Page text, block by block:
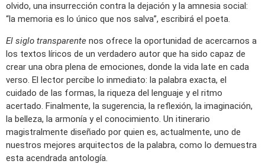
olvido, una insurrección contra la dejación y la amnesia social:
“la memoria es lo único que nos salva”, escribirá el poeta.
El siglo transparente nos ofrece la oportunidad de acercarnos a
los textos líricos de un verdadero autor que ha sido capaz de
crear una obra plena de emociones, donde la vida late en cada
verso. El lector percibe lo inmediato: la palabra exacta, el
cuidado de las formas, la riqueza del lenguaje y el ritmo
acertado. Finalmente, la sugerencia, la reflexión, la imaginación,
la belleza, la armonía y el conocimiento. Un itinerario
magistralmente diseñado por quien es, actualmente, uno de
nuestros mejores arquitectos de la palabra, como lo demuestra
esta acendrada antología.